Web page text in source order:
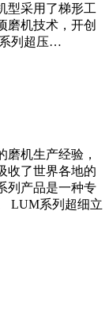
型采用了梯形工
磨机技术，开创
列超压…
磨机生产经验，
收了世界各地的
列产品是一种专
LUM系列超细立